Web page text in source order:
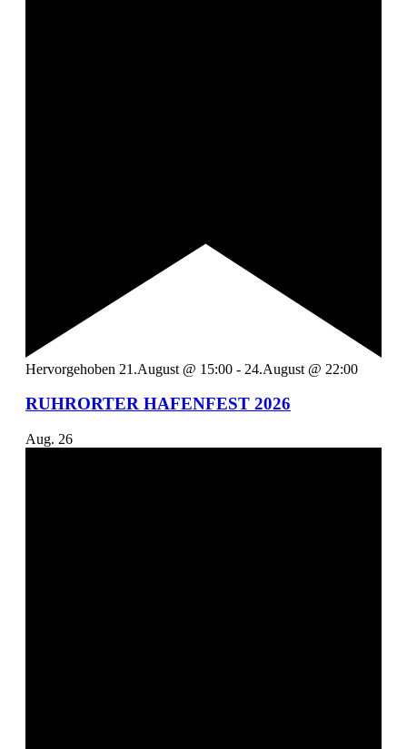
Hervorgehoben 21.August @ 15:00 - 24.August @ 22:00
RUHRORTER HAFENFEST 2026
Aug. 26